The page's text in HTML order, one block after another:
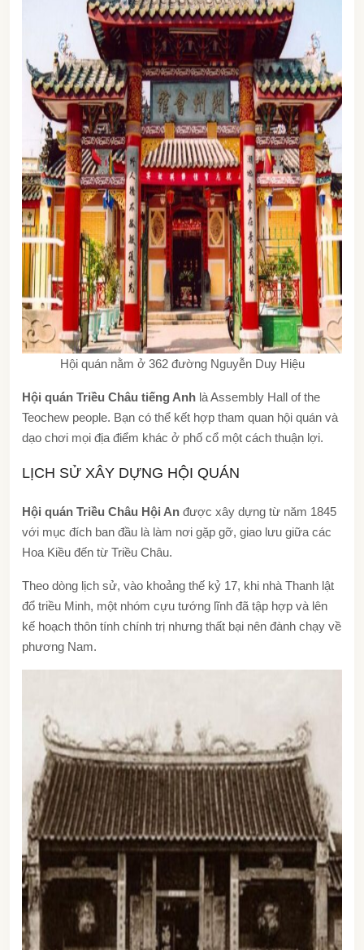
Hội quán nằm ở 362 đường Nguyễn Duy Hiệu
Hội quán Triều Châu tiếng Anh là Assembly Hall of the
Teochew people. Bạn có thể kết hợp tham quan hội quán và
dạo chơi mọi địa điểm khác ở phố cổ một cách thuận lợi.
LỊCH SỬ XÂY DỰNG HỘI QUÁN
Hội quán Triều Châu Hội An được xây dựng từ năm 1845
với mục đích ban đầu là làm nơi gặp gỡ, giao lưu giữa các
Hoa Kiều đến từ Triều Châu.
Theo dòng lịch sử, vào khoảng thế kỷ 17, khi nhà Thanh lật
đổ triều Minh, một nhóm cựu tướng lĩnh đã tập hợp và lên
kế hoạch thôn tính chính trị nhưng thất bại nên đành chạy về
phương Nam.